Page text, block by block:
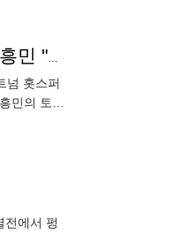
[SPO 현장] "어떻게 이런 사랑을 받는지 모르겠다" 인생의 새로운 페이지 펼친 손흥민 "오늘 밤에 잠 못 잘듯"
넘 홋스퍼
민의 토트
전에서 펑